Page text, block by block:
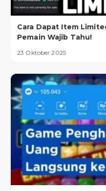
Cara Dapat Item
Pemain Wajib Tahu!
23 Oktober 2025